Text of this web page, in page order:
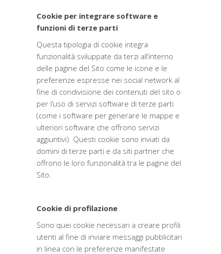
Cookie per integrare software e
funzioni di terze parti
Questa tipologia di cookie integra
funzionalità sviluppate da terzi all’interno
delle pagine del Sito come le icone e le
preferenze espresse nei social network al
fine di condivisione dei contenuti del sito o
per l’uso di servizi software di terze parti
(come i software per generare le mappe e
ulteriori software che offrono servizi
aggiuntivi). Questi cookie sono inviati da
domini di terze parti e da siti partner che
offrono le loro funzionalità tra le pagine del
Sito.
Cookie di profilazione
Sono quei cookie necessari a creare profili
utenti al fine di inviare messaggi pubblicitari
in linea con le preferenze manifestate